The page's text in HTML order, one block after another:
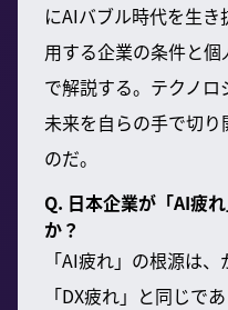
にAIバブル時代を生
用する企業の条件と
で解説する。テクノロ
未来を自らの手で切
のだ。
Q. 日本企業が「AI疲
か？
「AI疲れ」の根源は
「DX疲れ」と同じで